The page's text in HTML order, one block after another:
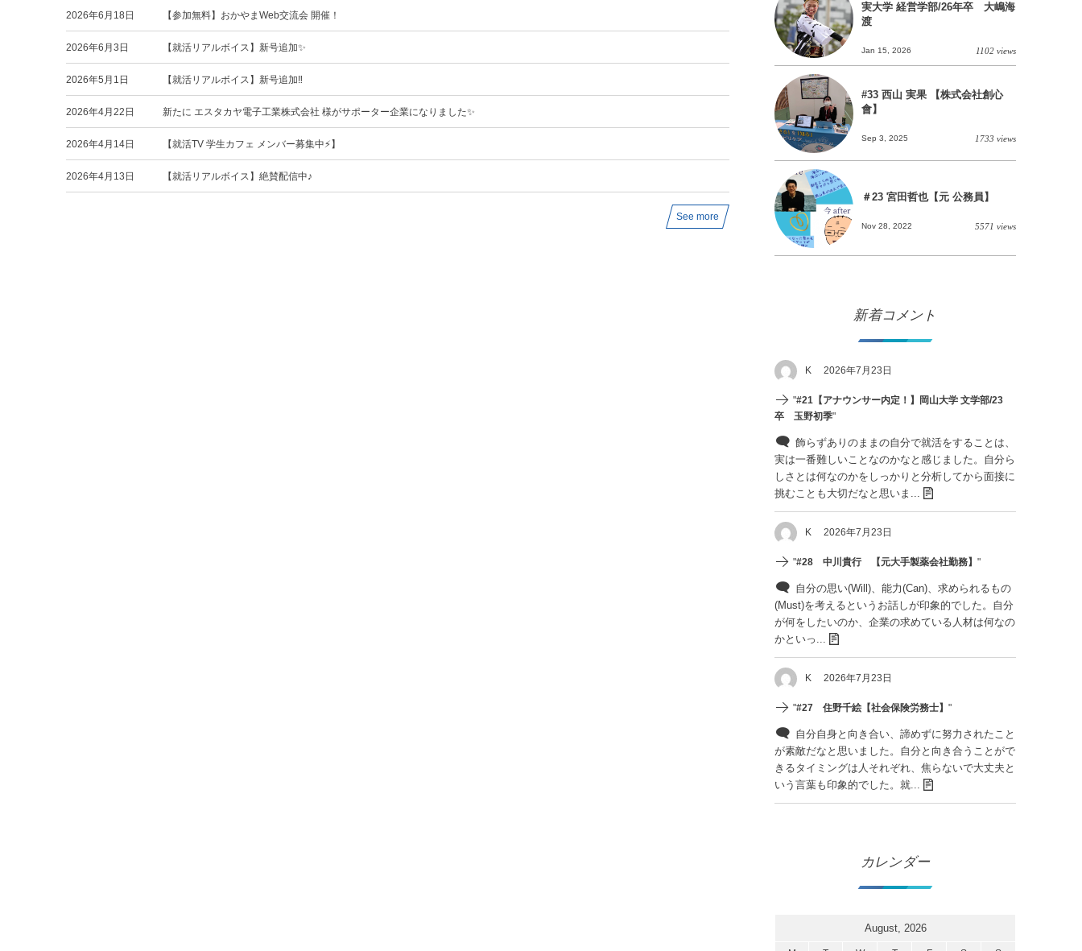
2026年6月18日 【参加無料】おかやまWeb交流会 開催！
2026年6月3日 【就活リアルボイス】新号追加✨
2026年5月1日 【就活リアルボイス】新号追加‼️
2026年4月22日 新たに エスタカヤ電子工業株式会社 様がサポーター企業になりました✨
2026年4月14日 【就活TV 学生カフェ メンバー募集中⚡️】
2026年4月13日 【就活リアルボイス】絶賛配信中♪
See more
実大学 経営学部/26年卒 大嶋海
渡
Jan 15, 2026 1102 views
#33 西山 実果 【株式会社創心
會】
Sep 3, 2025 1733 views
＃23 宮田哲也【元 公務員】
Nov 28, 2022 5571 views
新着コメント
K 2026年7月23日
"#21【アナウンサー内定！】岡山大学 文学部/23
卒 玉野初季"
飾らずありのままの自分で就活をすることは、
実は一番難しいことなのかなと感じました。自分ら
しさとは何なのかをしっかりと分析してから面接に
挑むことも大切だなと思いま...
K 2026年7月23日
"#28 中川貴行 【元大手製薬会社勤務】 "
自分の思い(Will)、能力(Can)、求められるもの
(Must)を考えるというお話しが印象的でした。自分
が何をしたいのか、企業の求めている人材は何なの
かといっ...
K 2026年7月23日
"#27 住野千絵【社会保険労務士】 "
自分自身と向き合い、諦めずに努力されたこと
が素敵だなと思いました。自分と向き合うことがで
きるタイミングは人それぞれ、焦らないで大丈夫と
いう言葉も印象的でした。就...
カレンダー
August, 2026